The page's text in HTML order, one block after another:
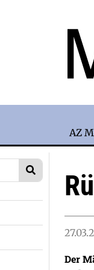
AZ
Der